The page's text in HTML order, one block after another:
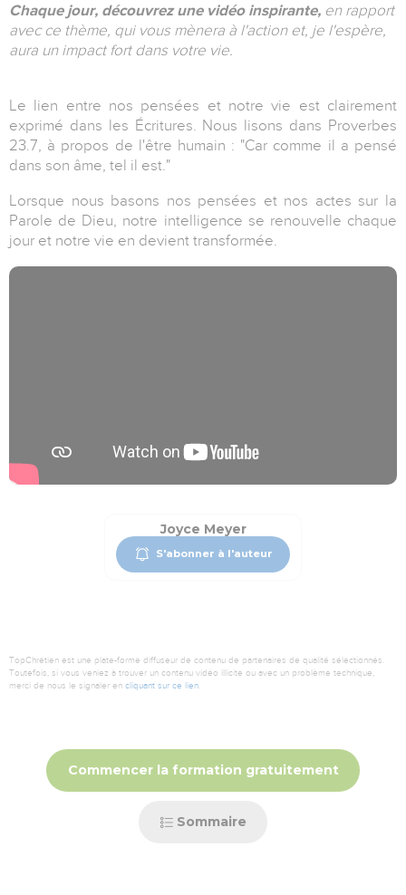
Chaque jour, découvrez une vidéo inspirante, en rapport
avec ce thème, qui vous mènera à l'action et, je l'espère,
aura un impact fort dans votre vie.
Le lien entre nos pensées et notre vie est clairement
exprimé dans les Écritures. Nous lisons dans Proverbes
23.7, à propos de l'être humain : "Car comme il a pensé
dans son âme, tel il est."
Lorsque nous basons nos pensées et nos actes sur la
Parole de Dieu, notre intelligence se renouvelle chaque
jour et notre vie en devient transformée.
Joyce Meyer
S'abonner à l'auteur
TopChrétien est une plate-forme diffuseur de contenu de partenaires de qualité sélectionnés.
Toutefois, si vous veniez à trouver un contenu vidéo illicite ou avec un problème technique,
merci de nous le signaler en cliquant sur ce lien
Commencer la formation gratuitement
Sommaire